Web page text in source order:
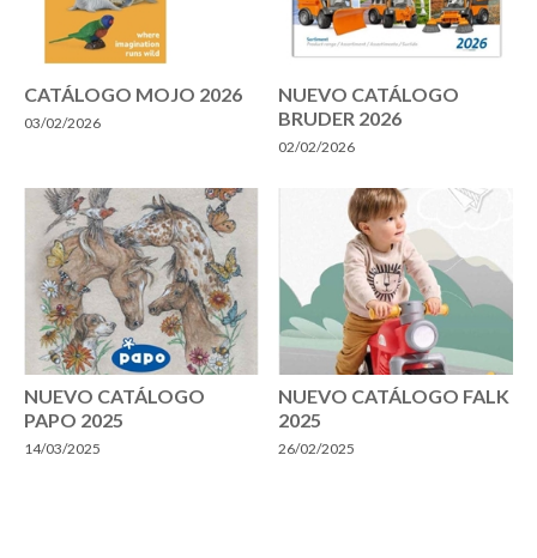
CATÁLOGO MOJO 2026
03/02/2026
NUEVO CATÁLOGO
BRUDER 2026
02/02/2026
NUEVO CATÁLOGO
PAPO 2025
14/03/2025
NUEVO CATÁLOGO FALK
2025
26/02/2025